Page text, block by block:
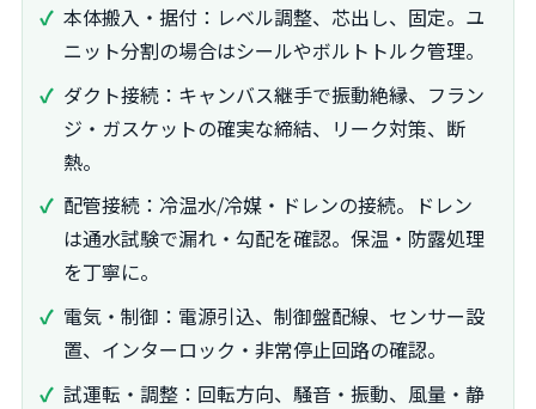
本体搬入・据付：レベル調整、芯出し、固定。ユ
ニット分割の場合はシールやボルトトルク管理。
ダクト接続：キャンバス継手で振動絶縁、フラン
ジ・ガスケットの確実な締結、リーク対策、断
熱。
配管接続：冷温水/冷媒・ドレンの接続。ドレン
は通水試験で漏れ・勾配を確認。保温・防露処理
を丁寧に。
電気・制御：電源引込、制御盤配線、センサー設
置、インターロック・非常停止回路の確認。
試運転・調整：回転方向、騒音・振動、風量・静